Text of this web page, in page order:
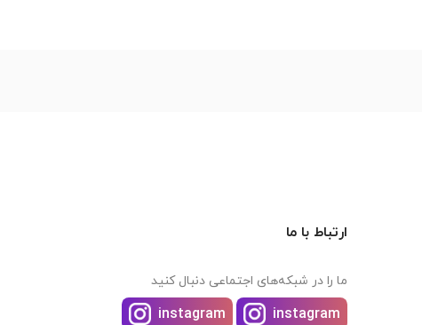
ارتباط با ما
ما را در شبکه‌های اجتماعی دنبال کنید
instagram
instagram